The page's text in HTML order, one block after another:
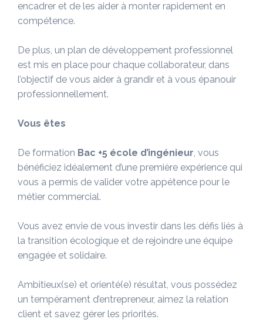
encadrer et de les aider à monter rapidement en
compétence.
De plus, un plan de développement professionnel
est mis en place pour chaque collaborateur, dans
l’objectif de vous aider à grandir et à vous épanouir
professionnellement.
Vous êtes
De formation Bac +5 école d’ingénieur, vous
bénéficiez idéalement d’une première expérience qui
vous a permis de valider votre appétence pour le
métier commercial.
Vous avez envie de vous investir dans les défis liés à
la transition écologique et de rejoindre une équipe
engagée et solidaire.
Ambitieux(se) et orienté(e) résultat, vous possédez
un tempérament d’entrepreneur, aimez la relation
client et savez gérer les priorités.